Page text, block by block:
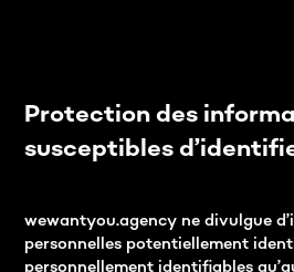
Protection des
susceptibles
wewantyou.agency ne divulgue
personnelles potentiellement
personnellement identifiables